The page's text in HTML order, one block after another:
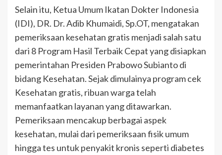
Selain itu, Ketua Umum Ikatan Dokter Indonesia
(IDI), DR. Dr. Adib Khumaidi, Sp.OT, mengatakan
pemeriksaan kesehatan gratis menjadi salah satu
dari 8 Program Hasil Terbaik Cepat yang disiapkan
pemerintahan Presiden Prabowo Subianto di
bidang Kesehatan. Sejak dimulainya program cek
Kesehatan gratis, ribuan warga telah
memanfaatkan layanan yang ditawarkan.
Pemeriksaan mencakup berbagai aspek
kesehatan, mulai dari pemeriksaan fisik umum
hingga tes untuk penyakit kronis seperti diabetes